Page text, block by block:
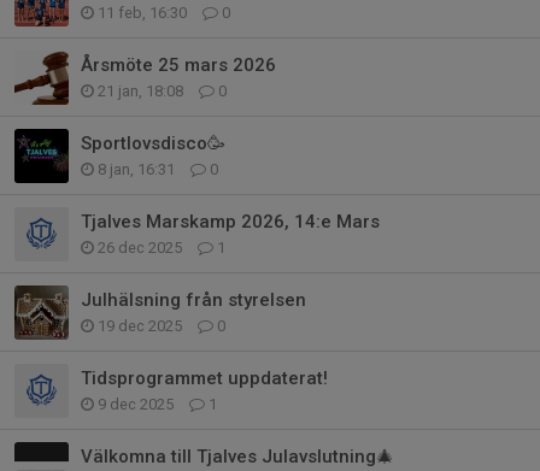
11 feb, 16:30 0
Årsmöte 25 mars 2026
21 jan, 18:08 0
Sportlovsdisco🥳
8 jan, 16:31 0
Tjalves Marskamp 2026, 14:e Mars
26 dec 2025 1
Julhälsning från styrelsen
19 dec 2025 0
Tidsprogrammet uppdaterat!
9 dec 2025 1
Välkomna till Tjalves Julavslutning🎄